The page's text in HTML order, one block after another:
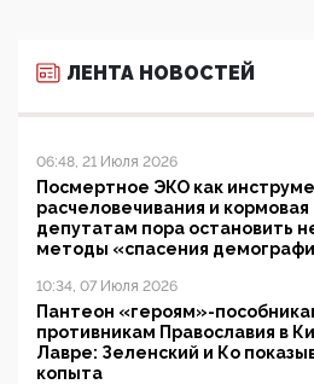
ЛЕНТА НОВОСТЕЙ
06:48, 21 Июля 2026
Посмертное ЭКО как
расчеловечивания и
депутатам пора остановить
методы «спасения
10:34, 07 Июля 2026
Пантеон «героям»-
противникам Православия в
Лавре: Зеленский и Ко
копыта